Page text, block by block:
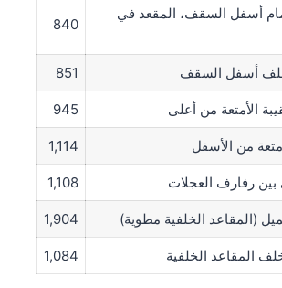
أسفل السقف، المقعد في
840
أسفل السقف 851
الأمتعة من أعلى 945
من الأسفل 1,114
بين رفارف العجلات 1,108
(المقاعد الخلفية مطوية) 1,904
المقاعد الخلفية 1,084